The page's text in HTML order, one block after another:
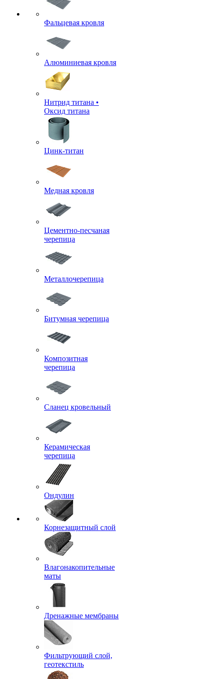
Фальцевая кровля
Алюминиевая кровля
Нитрид титана •
Оксид титана
Цинк-титан
Медная кровля
Цементно-песчаная
черепица
Металлочерепица
Битумная черепица
Композитная
черепица
Сланец кровельный
Керамическая
черепица
Ондулин
Корнезащитный слой
Влагонакопительные
маты
Дренажные мембраны
Фильтрующий слой,
геотекстиль